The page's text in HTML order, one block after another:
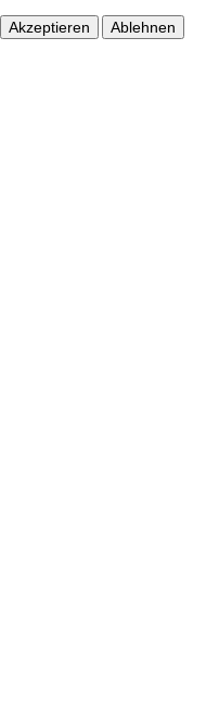
Akzeptieren Ablehnen